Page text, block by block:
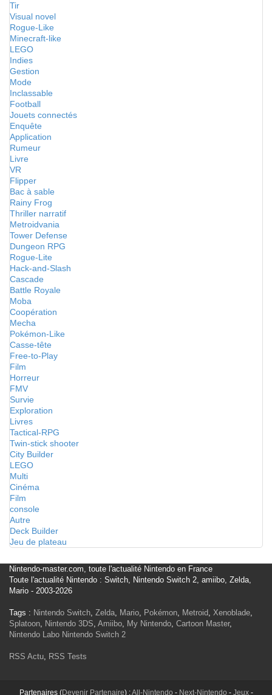
Tir
Visual novel
Rogue-Like
Minecraft-like
LEGO
Indies
Gestion
Mode
Inclassable
Football
Jouets connectés
Enquête
Application
Rumeur
Livre
VR
Flipper
Bac à sable
Rainy Frog
Thriller narratif
Metroidvania
Tower Defense
Dungeon RPG
Rogue-Lite
Hack-and-Slash
Cascade
Battle Royale
Moba
Coopération
Mecha
Pokémon-Like
Casse-tête
Free-to-Play
Film
Horreur
FMV
Survie
Exploration
Livres
Tactical-RPG
Twin-stick shooter
City Builder
LEGO
Multi
Cinéma
Film
console
Autre
Deck Builder
Jeu de plateau
Nintendo-master.com, toute l'actualité Nintendo en France
Toute l'actualité Nintendo : Switch, Nintendo Switch 2, amiibo, Zelda,
Mario - 2003-2026
Tags : Nintendo Switch, Zelda, Mario, Pokémon, Metroid, Xenoblade,
Splatoon, Nintendo 3DS, Amiibo, My Nintendo, Cartoon Master,
Nintendo Labo Nintendo Switch 2
RSS Actu, RSS Tests
Partenaires (Devenir Partenaire) :All-Nintendo - Next-Nintendo - Jeux-